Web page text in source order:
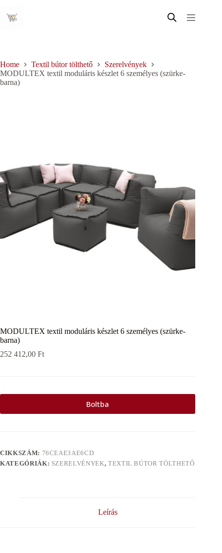
content
Home Textil bútor tölthető
Szerelvények
MODULTEX textil moduláris készlet 6 személyes (szürke-
barna)
MODULTEX textil moduláris készlet 6 személyes (szürke-
barna)
252 412,00 Ft
Boltba
CIKKSZÁM: 76CEAE3AE6CD
KATEGÓRIÁK: SZERELVÉNYEK, TEXTIL BÚTOR TÖLTHETŐ
Leírás